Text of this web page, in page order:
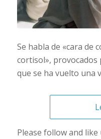
Se habla de «cara de
cortisol»,
que se ha vuelto una
Please follow and like